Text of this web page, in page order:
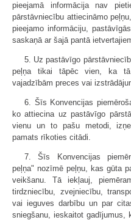
pieejamā informācija nav
pārstāvniecību attiecināmo
pieejamo informāciju,
saskaņā ar šajā pantā
5. Uz pastāvīgo
peļņa tikai tāpēc vien, ka tā
vajadzībām preces vai
6. Šīs Konvencijas
ko attiecina uz pastāvīgo
vienu un to pašu metodi,
pamats rīkoties citādi.
7. Šīs Konvencijas
peļņa" nozīmē peļņu, kas gūta
veikšanu. Tā iekļauj,
tirdzniecību, zvejniecību,
vai ieguves darbību un par
sniegšanu, ieskaitot gadījumus,